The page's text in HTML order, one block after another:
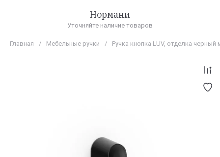
Нормани
Уточняйте наличие товаров
Главная / Мебельные ручки / Ручка кнопка LUV, отделка